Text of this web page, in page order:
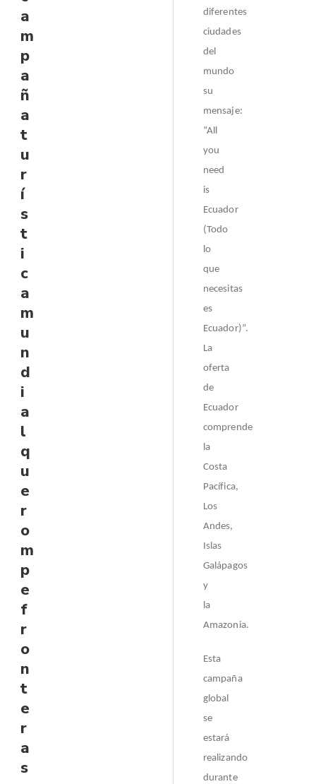
a
m
p
a
ñ
a
t
u
r
í
s
t
i
c
a
m
u
n
d
i
a
l
q
u
e
r
o
m
p
e
f
r
o
n
t
e
r
a
s
diferentes
ciudades
del
mundo
su
mensaje:
“All
you
need
is
Ecuador
(Todo
lo
que
necesitas
es
Ecuador)”.
La
oferta
de
Ecuador
comprende
la
Costa
Pacífica,
Los
Andes,
Islas
Galápagos
y
la
Amazonia.
Esta
campaña
global
se
estará
realizando
durante